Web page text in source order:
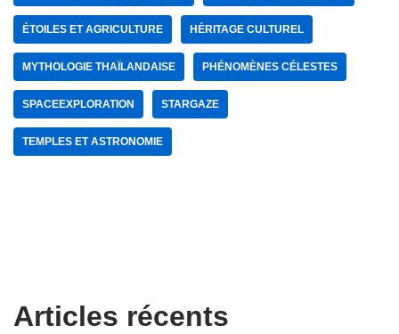
ÉTOILES ET AGRICULTURE HÉRITAGE CULTUREL
MYTHOLOGIE THAÏLANDAISE PHÉNOMÈNES CÉLESTES
SPACEEXPLORATION STARGAZE
TEMPLES ET ASTRONOMIE
Articles récents